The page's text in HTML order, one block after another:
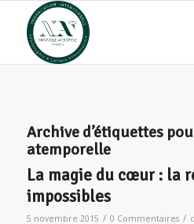
Archive d’étiquettes
atemporelle
La magie du cœur : la
impossibles
5 novembre 2015 / 0 Commentaires /